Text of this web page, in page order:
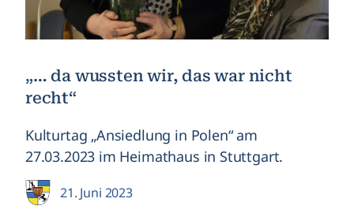
„… da wussten wir, das war nicht
recht“
Kulturtag „Ansiedlung in Polen“ am
27.03.2023 im Heimathaus in Stuttgart.
21. Juni 2023